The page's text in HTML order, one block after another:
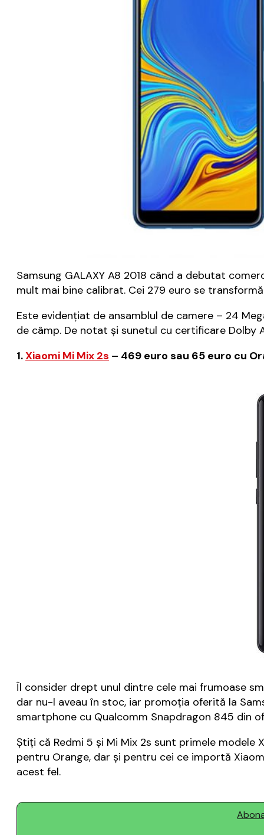
Samsung GALAXY A8 2018 când a debutat
mult mai bine calibrat. Cei 279 euro se
Este evidențiat de ansamblul de camere – 24
de câmp. De notat și sunetul cu certificare Dolby
1.Xiaomi Mi Mix 2s – 469 euro sau 65 euro cu
Îl consider drept unul dintre cele mai frumoase
dar nu-l aveau în stoc, iar promoția oferită la
smartphone cu Qualcomm Snapdragon 845 din
Știți că Redmi 5 și Mi Mix 2s sunt primele
pentru Orange, dar și pentru cei ce importă
acest fel.